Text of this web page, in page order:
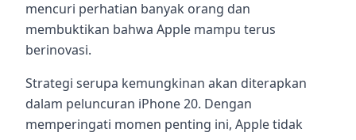
mencuri perhatian banyak orang dan
membuktikan bahwa Apple mampu terus
berinovasi.
Strategi serupa kemungkinan akan diterapkan
dalam peluncuran iPhone 20. Dengan
memperingati momen penting ini, Apple tidak